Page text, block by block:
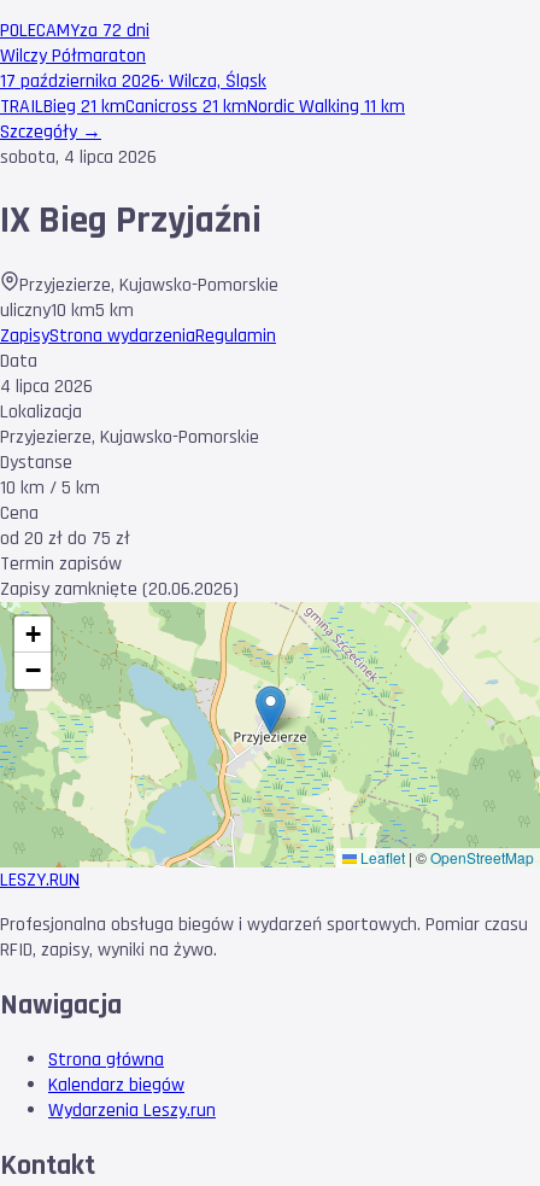
POLECAMYza 72 dni
Wilczy Półmaraton
17 października 2026· Wilcza, Śląsk
TRAILBieg 21 kmCanicross 21 kmNordic Walking 11 km
Szczegóły →
sobota, 4 lipca 2026
IX Bieg Przyjaźni
Przyjezierze, Kujawsko-Pomorskie
uliczny10 km5 km
ZapisyStrona wydarzeniaRegulamin
Data
4 lipca 2026
Lokalizacja
Przyjezierze, Kujawsko-Pomorskie
Dystanse
10 km / 5 km
Cena
od 20 zł do 75 zł
Termin zapisów
Zapisy zamknięte (20.06.2026)
+
−
Leaflet | ©OpenStreetMap
LESZY.RUN
Profesjonalna obsługa biegów i wydarzeń sportowych. Pomiar czasu
RFID, zapisy, wyniki na żywo.
Nawigacja
Strona główna
Kalendarz biegów
Wydarzenia Leszy.run
Kontakt